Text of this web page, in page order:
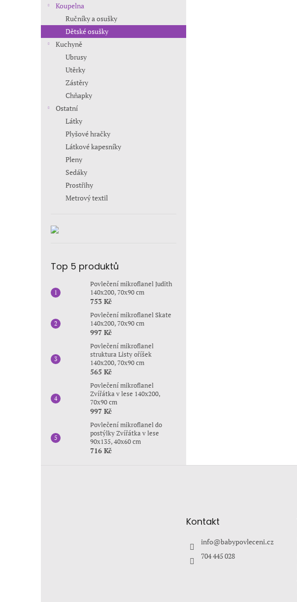
Koupelna
Ručníky a osušky
Dětské osušky
Kuchyně
Ubrusy
Utěrky
Zástěry
Chňapky
Ostatní
Látky
Plyšové hračky
Látkové kapesníky
Pleny
Sedáky
Prostřihy
Metrový textil
Top 5 produktů
Povlečení mikroflanel Judith
140x200, 70x90 cm
753 Kč
Povlečení mikroflanel Skate
140x200, 70x90 cm
997 Kč
Povlečení mikroflanel
struktura Listy oříšek
140x200, 70x90 cm
565 Kč
Povlečení mikroflanel
Zvířátka v lese 140x200,
70x90 cm
997 Kč
Povlečení mikroflanel do
postýlky Zvířátka v lese
90x135, 40x60 cm
716 Kč
Kontakt
info@babypovleceni.cz
704 445 028